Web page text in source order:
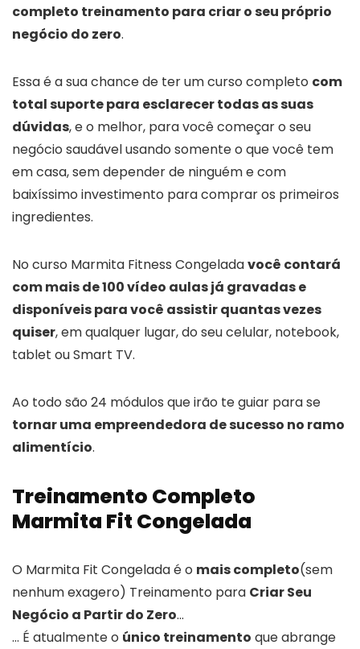
completo treinamento para criar o seu próprio
negócio do zero.
Essa é a sua chance de ter um curso completo com
total suporte para esclarecer todas as suas
dúvidas, e o melhor, para você começar o seu
negócio saudável usando somente o que você tem
em casa, sem depender de ninguém e com
baixíssimo investimento para comprar os primeiros
ingredientes.
No curso Marmita Fitness Congeladavocê contará
com mais de 100 vídeo aulas já gravadas e
disponíveis para você assistir quantas vezes
quiser, em qualquer lugar, do seu celular, notebook,
tablet ou Smart TV.
Ao todo são 24 módulos que irão te guiar para se
tornar uma empreendedora de sucesso no ramo
alimentício.
Treinamento Completo
Marmita Fit Congelada
O Marmita Fit Congelada é o mais completo(sem
nenhum exagero) Treinamento para Criar Seu
Negócio a Partir do Zero…
… É atualmente o único treinamento que abrange